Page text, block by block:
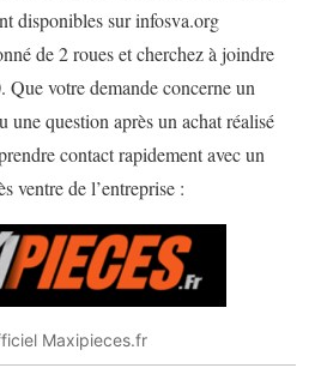
disponibles sur infosva.org
de 2 roues et cherchez à joindre
Que votre demande concerne un
une question après un achat réalisé
contact rapidement avec un
ventrede l’entreprise :
Maxipieces.fr